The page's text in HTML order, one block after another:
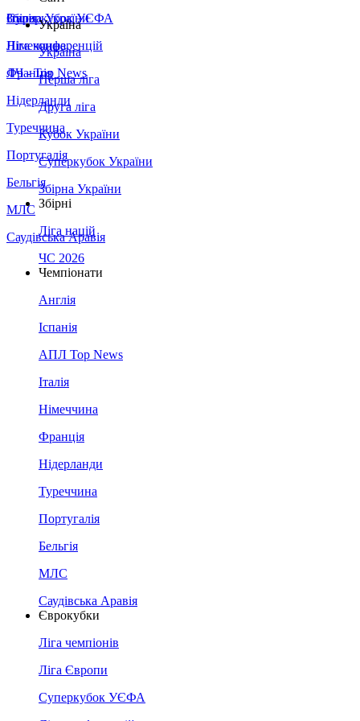
Збірна України
Італія
Німеччина
Франція
Нідерланди
Туреччина
Португалія
Бельгія
МЛС
Саудівська Аравія
Суперкубок УЄФА
Ліга конференцій
ЛЧ - Top News
Україна
Україна
Перша ліга
Друга ліга
Кубок України
Суперкубок України
Збірна України
Збірні
Ліга націй
ЧС 2026
Чемпіонати
Англія
Іспанія
АПЛ Top News
Італія
Німеччина
Франція
Нідерланди
Туреччина
Португалія
Бельгія
МЛС
Саудівська Аравія
Єврокубки
Ліга чемпіонів
Ліга Європи
Суперкубок УЄФА